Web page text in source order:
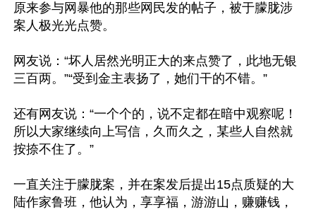
原来参与网暴他的那些网民发的帖子，被于朦胧涉
案人极光光点赞。
网友说：“坏人居然光明正大的来点赞了，此地无银
三百两。”“受到金主表扬了，她们干的不错。”
还有网友说：“一个个的，说不定都在暗中观察呢！
所以大家继续向上写信，久而久之，某些人自然就
按捺不住了。”
一直关注于朦胧案，并在案发后提出15点质疑的大
陆作家鲁班，他认为，享享福，游游山，赚赚钱，